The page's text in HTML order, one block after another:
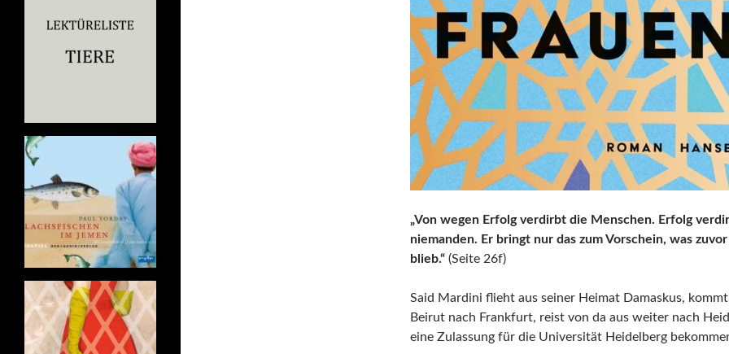
„Von wegen Erfolg verdirbt die Menschen. Erfolg
niemanden. Er bringt nur das zum Vorschein, was
blieb.“ (Seite 26f)
Said Mardini flieht aus seiner Heimat Damaskus,
Beirut nach Frankfurt, reist von da aus weiter nach
eine Zulassung für die Universität Heidelberg